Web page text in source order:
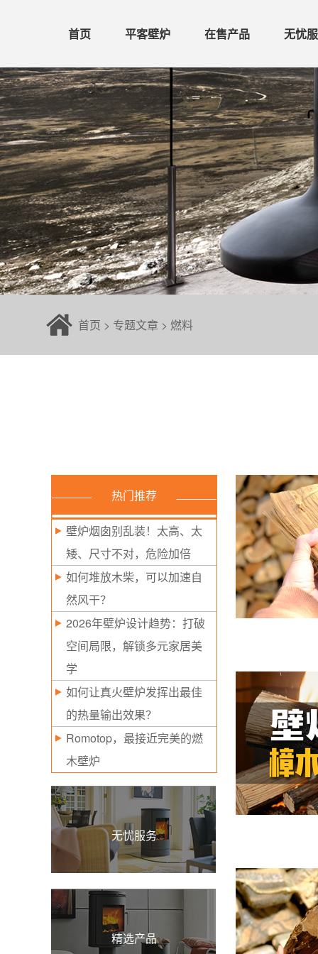
首页 平客壁炉 在售产品 无忧
首页 > 专题文章 > 燃料
热门推荐
壁炉烟囱别乱装！太高、太
矮、尺寸不对，危险加倍
如何堆放木柴，可以加速自
然风干？
2026年壁炉设计趋势：打破
空间局限，解锁多元家居美
学
如何让真火壁炉发挥出最佳
的热量输出效果？
Romotop，最接近完美的燃
木壁炉
无忧服务
精选产品